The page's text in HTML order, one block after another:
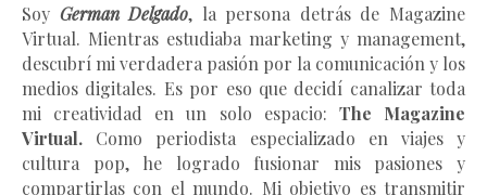
Soy German Delgado, la persona detrás de Magazine
Virtual. Mientras estudiaba marketing y management,
descubrí mi verdadera pasión por la comunicación y los
medios digitales. Es por eso que decidí canalizar toda
mi creatividad en un solo espacio: The Magazine
Virtual. Como periodista especializado en viajes y
cultura pop, he logrado fusionar mis pasiones y
compartirlas con el mundo. Mi objetivo es transmitir